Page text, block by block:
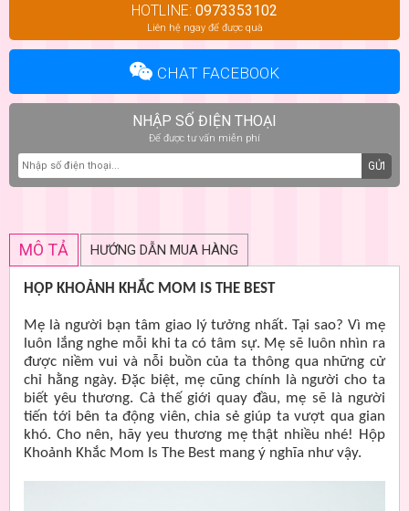
HOTLINE: 0973353102
Liên hệ ngay để được quà
CHAT FACEBOOK
NHẬP SỐ ĐIỆN THOẠI
Để được tư vấn miễn phí
GỬI
MÔ TẢ HƯỚNG DẪN MUA HÀNG
HỘP KHOẢNH KHẮC MOM IS THE BEST
Mẹ là người bạn tâm giao lý tưởng nhất. Tại sao? Vì mẹ
luôn lắng nghe mỗi khi ta có tâm sự. Mẹ sẽ luôn nhìn ra
được niềm vui và nỗi buồn của ta thông qua những cử
chỉ hằng ngày. Đặc biệt, mẹ cũng chính là người cho ta
biết yêu thương. Cả thế giới quay đầu, mẹ sẽ là người
tiến tới bên ta động viên, chia sẻ giúp ta vượt qua gian
khó. Cho nên, hãy yeu thương mẹ thật nhiều nhé! Hộp
Khoảnh Khắc Mom Is The Best mang ý nghĩa như vậy.